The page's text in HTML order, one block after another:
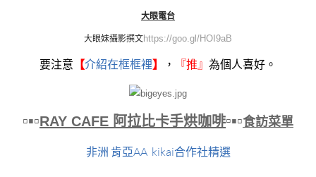
大眼電台
大眼妹攝影撰文https://goo.gl/HOI9aB
要注意 【介紹在框框裡】 ， 『推』 為個人喜好。
▫▪▫RAY CAFE 阿拉比卡手烘咖啡▫▪▫食訪菜單
非洲 肯亞AA kikai合作社精選